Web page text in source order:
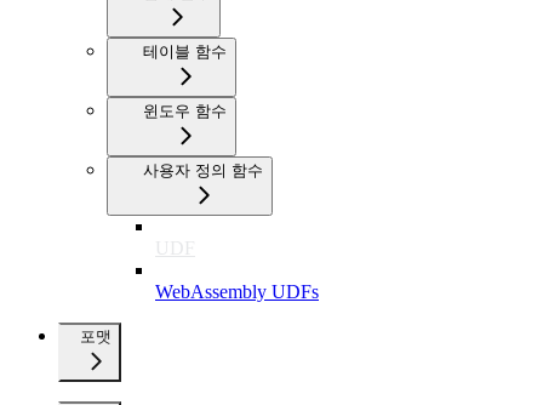
테이블 함수
윈도우 함수
사용자 정의 함수
UDF
WebAssembly UDFs
포맷